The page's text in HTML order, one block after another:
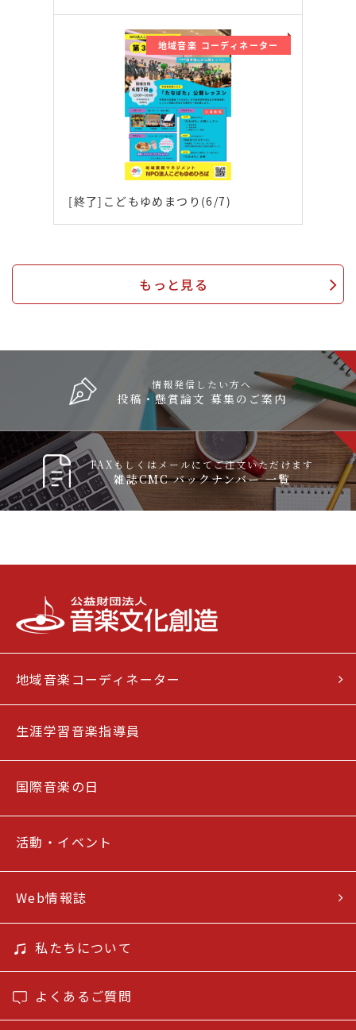
地域音楽 コーディネーター
[終了]こどもゆめまつり(6/7)
もっと見る
情報発信したい方へ
投稿・懸賞論文 募集のご案内
FAXもしくはメールにてご注文いただけます
雑誌CMC バックナンバー 一覧
地域音楽コーディネーター
生涯学習音楽指導員
国際音楽の日
活動・イベント
Web情報誌
私たちについて
よくあるご質問